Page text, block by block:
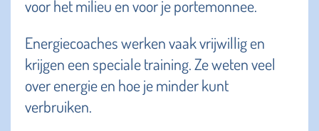
voor het milieu en voor je portemonnee.
Energiecoaches werken vaak vrijwillig en
krijgen een speciale training. Ze weten veel
over energie en hoe je minder kunt
verbruiken.